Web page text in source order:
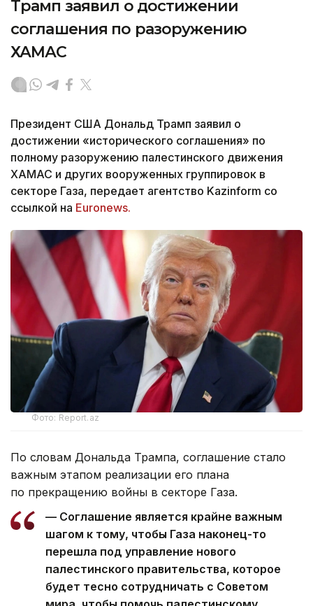
Трамп заявил о достижении
соглашения по разоружению
ХАМАС
Президент США Дональд Трамп заявил о
достижении «исторического соглашения» по
полному разоружению палестинского движения
ХАМАС и других вооруженных группировок в
секторе Газа, передает агентство Kazinform со
ссылкой на Euronews.
Фото: Report.az
По словам Дональда Трампа, соглашение стало
важным этапом реализации его плана
по прекращению войны в секторе Газа.
— Соглашение является крайне важным
шагом к тому, чтобы Газа наконец-то
перешла под управление нового
палестинского правительства, которое
будет тесно сотрудничать с Советом